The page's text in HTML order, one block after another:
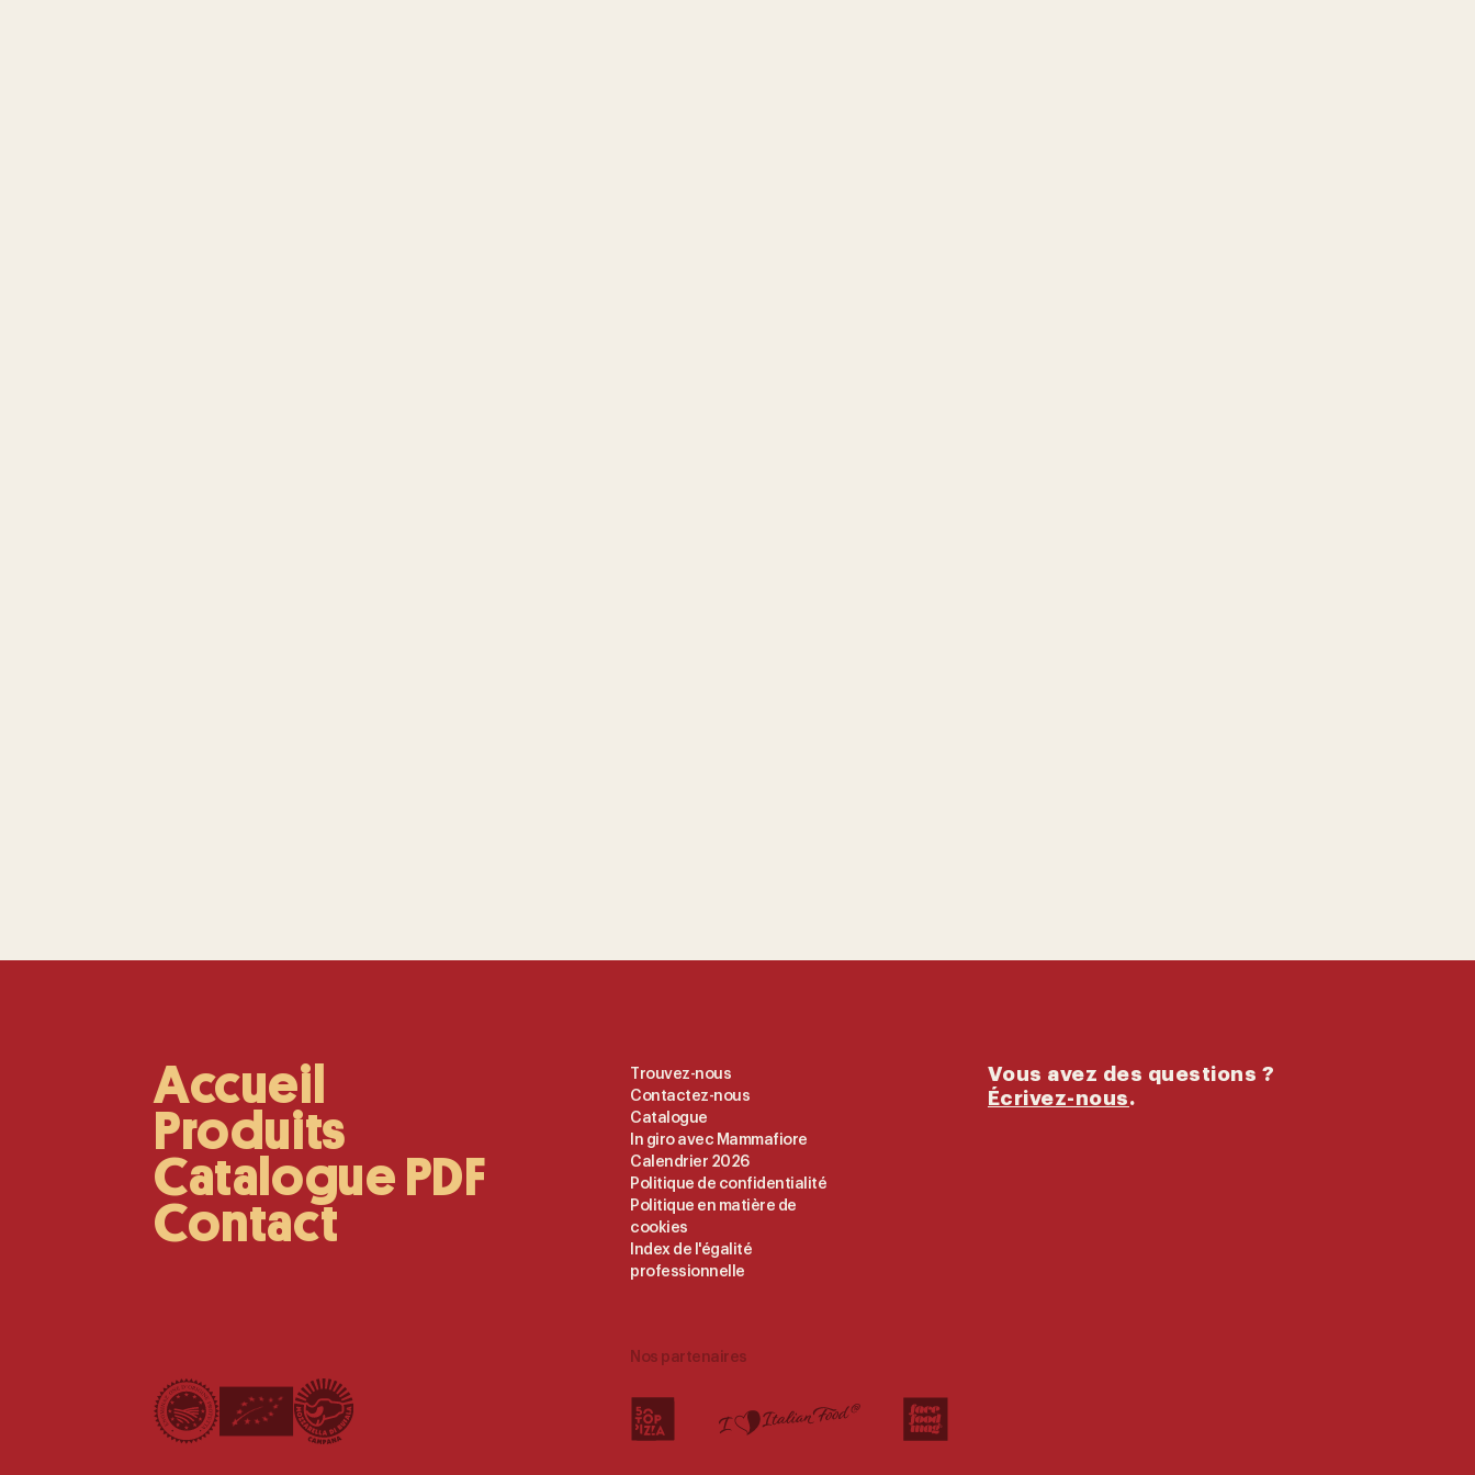
Vous avez des questions ?
Écrivez-nous.
Main
Navigation
Accueil
Produits
Catalogue PDF
Contact
Useful
Links
Trouvez-nous
Contactez-nous
Catalogue
In giro avec Mammafiore
Calendrier 2026
Politique de confidentialité
Politique en matière de
cookies
Index de l'égalité
professionnelle
Nos partenaires